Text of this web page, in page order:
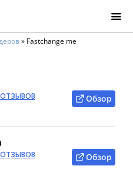
» Fastchange me
ОТЗЫВОВ
Обзор
ОТЗЫВОВ
Обзор